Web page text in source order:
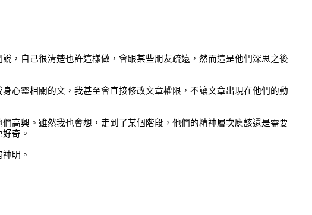
，自己很清楚也許這樣做，會跟某些朋友疏遠，然而這是他們深思之後
心靈相關的文，我甚至會直接修改文章權限，不讓文章出現在他們的動
高興。雖然我也會想，走到了某個階段，他們的精神層次應該還是需要
奇。
明。